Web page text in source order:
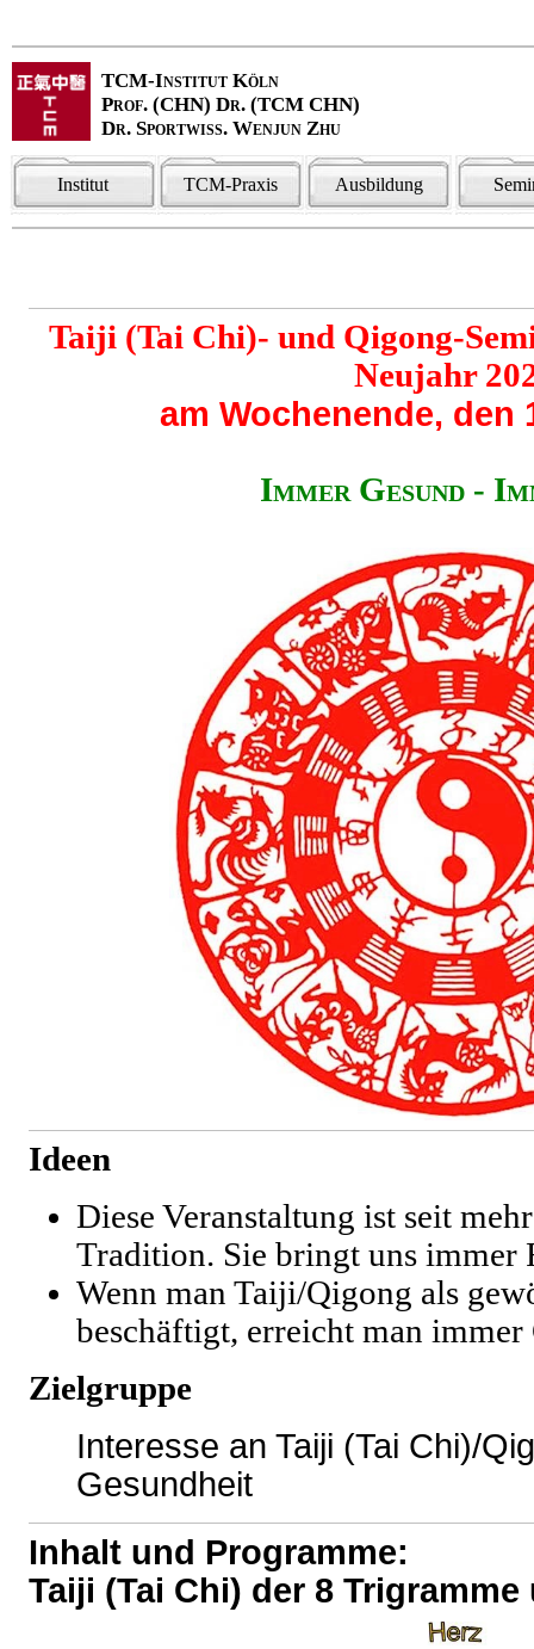
TCM-Institut Köln
Prof. (CHN) Dr. (TCM CHN)
Dr. Sportwiss. Wenjun Zhu
Institut TCM-Praxis Ausbildung
Taiji (Tai Chi)- und Qigong-
Neujahr
am Wochenende, den
Immer Gesund -
Ideen
Diese Veranstaltung ist seit
Tradition. Sie bringt uns immer
Wenn man Taiji/Qigong als
beschäftigt, erreicht man immer
Zielgruppe
Interesse an Taiji (Tai Chi)/
Gesundheit
Inhalt und Programme:
Taiji (Tai Chi) der 8